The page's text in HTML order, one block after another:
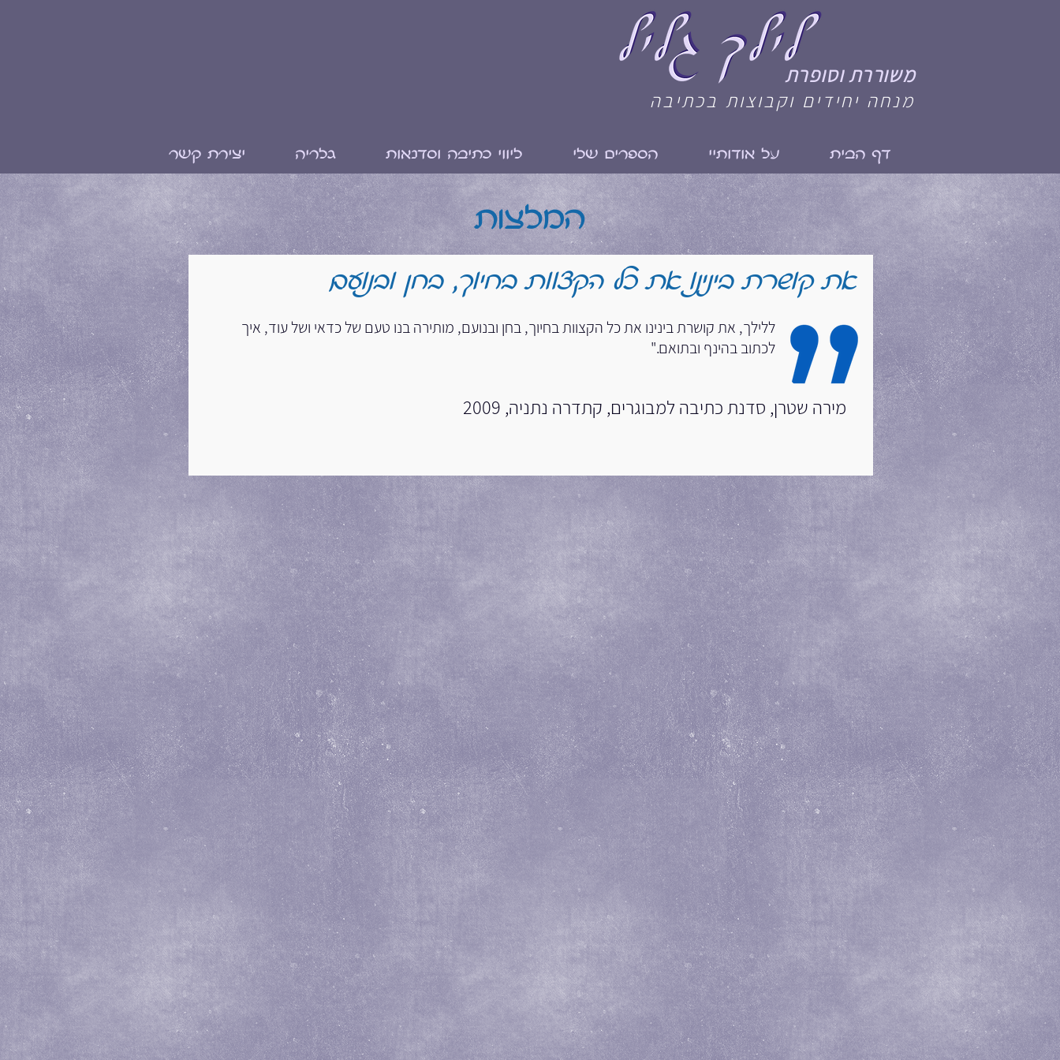
משוררת וסופרת
מנחה יחידים וקבוצות בכתיבה
דף הבית על אודותיי הספרים שלי ליווי כתיבה וסדנאות גלריה יצירת קשר
המלצות
את קושרת בינינו את כל הקצוות בחיוך, בחן ובנועם
ללילך, את קושרת בינינו את כל הקצוות בחיוך, בחן ובנועם, מותירה בנו טעם של כדאי ושל עוד, איך
לכתוב בהינף ובתואם."
מירה שטרן, סדנת כתיבה למבוגרים, קתדרה נתניה, 2009